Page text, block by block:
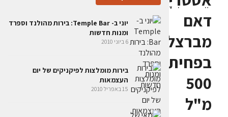
דאם
מברצלונה
בפחית
500
מ"ל
יוני ב- Temple Bar: בירות מהולנד וספרד
ומנות חדשות
6 ביוני 2010
בירות מומלצות לפיקניקים של יום
העצמאות
15 באפריל 2010